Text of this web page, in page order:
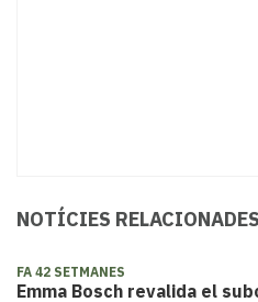
NOTÍCIES RELACIONADES
FA 42 SETMANES
Emma Bosch revalida el